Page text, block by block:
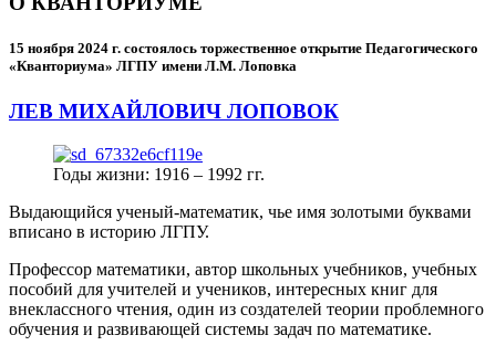
15 ноября 2024 г. состоялось торжественное открытие Педагогического
«Кванториума» ЛГПУ имени Л.М. Лоповка
ЛЕВ МИХАЙЛОВИЧ ЛОПОВОК
Годы жизни: 1916 – 1992 гг.
Выдающийся ученый-математик, чье имя золотыми буквами
вписано в историю ЛГПУ.
Профессор математики, автор школьных учебников, учебных
пособий для учителей и учеников, интересных книг для
внеклассного чтения, один из создателей теории проблемного
обучения и развивающей системы задач по математике.